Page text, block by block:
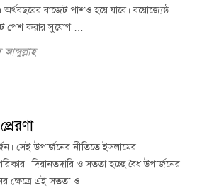
বাজেট পাশও হয়ে যাবে। বয়োজ্যেষ্ঠ
পেশ করার সুযোগ …
সেই উপার্জনের নীতিতে ইসলামের
দিয়ানতদারি ও সততা হচ্ছে বৈধ উপার্জনের
ক্ষেত্রে এই সততা ও …